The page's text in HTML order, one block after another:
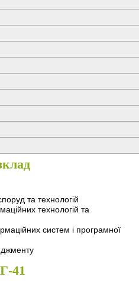
та технологій
технологій та
систем і програмної
41